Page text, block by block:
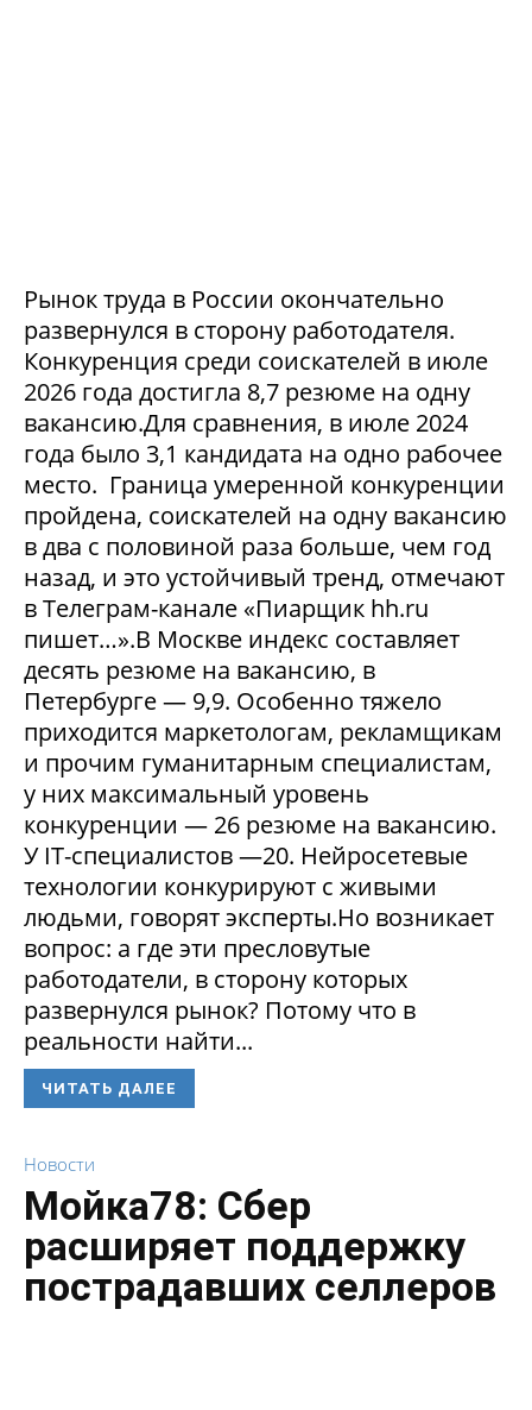
Рынок труда в России окончательно
развернулся в сторону работодателя.
Конкуренция среди соискателей в июле
2026 года достигла 8,7 резюме на одну
вакансию.Для сравнения, в июле 2024
года было 3,1 кандидата на одно рабочее
место. Граница умеренной конкуренции
пройдена, соискателей на одну вакансию
в два с половиной раза больше, чем год
назад, и это устойчивый тренд, отмечают
в Телеграм-канале «Пиарщик hh.ru
пишет…».В Москве индекс составляет
десять резюме на вакансию, в
Петербурге — 9,9. Особенно тяжело
приходится маркетологам, рекламщикам
и прочим гуманитарным специалистам,
у них максимальный уровень
конкуренции — 26 резюме на вакансию.
У IT-специалистов —20. Нейросетевые
технологии конкурируют с живыми
людьми, говорят эксперты.Но возникает
вопрос: а где эти пресловутые
работодатели, в сторону которых
развернулся рынок? Потому что в
реальности найти...
ЧИТАТЬ ДАЛЕЕ
Новости
Мойка78: Сбер
расширяет поддержку
пострадавших селлеров